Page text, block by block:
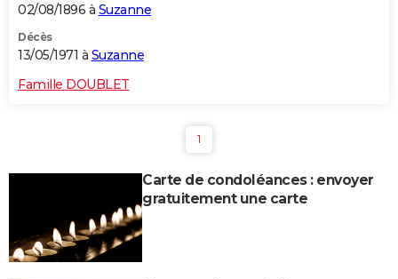
02/08/1896 à Suzanne
Décès
13/05/1971 à Suzanne
Famille DOUBLET
1
Carte de condoléances : envoyer
gratuitement une carte